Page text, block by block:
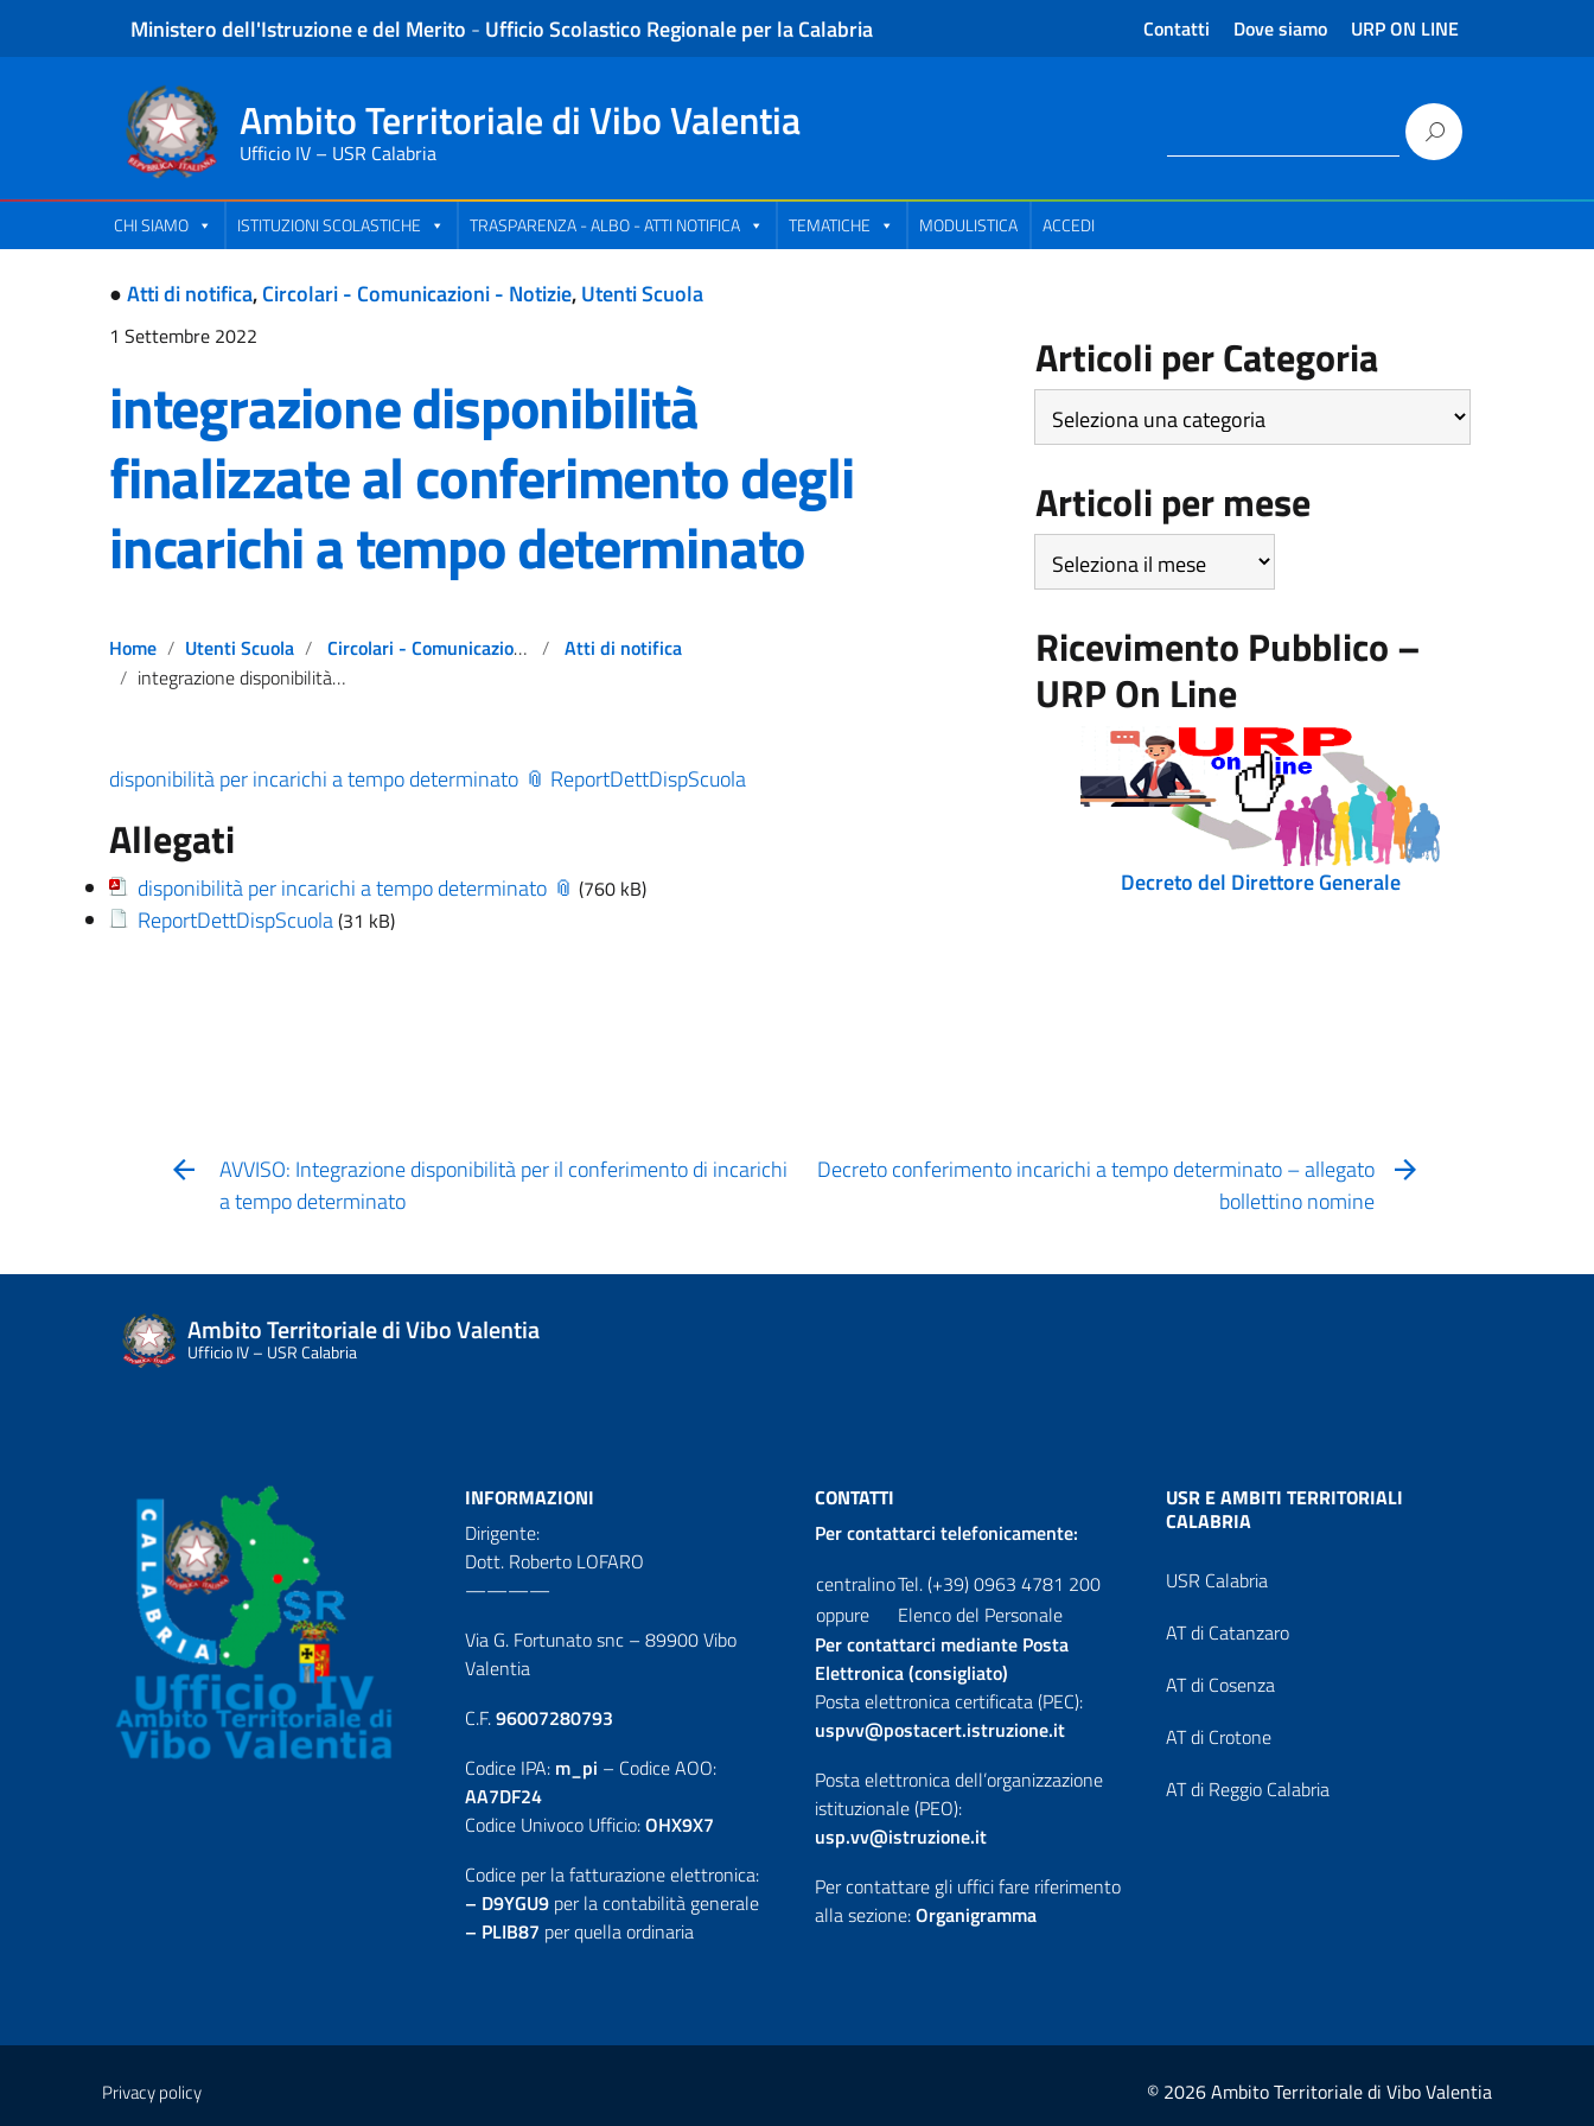
Ministero dell'Istruzione e del Merito - Ufficio Scolastico Regionale per la Calabria Contatti Dove siamo URP ON LINE
Ambito Territoriale di Vibo Valentia
Ufficio IV – USR Calabria
CHI SIAMO ISTITUZIONI SCOLASTICHE TRASPARENZA - ALBO - ATTI NOTIFICA TEMATICHE MODULISTICA ACCEDI
●Atti di notifica,Circolari - Comunicazioni - Notizie,Utenti Scuola
1 Settembre 2022
integrazione disponibilità
finalizzate al conferimento degli
incarichi a tempo determinato
Home Utenti Scuola Circolari - Comunicazioni - Notizie
Atti di notifica
integrazione disponibilità finalizzate al conferimento degli incarichi a tempo determinato
disponibilità per incarichi a tempo determinato ReportDettDispScuola
Allegati
disponibilità per incarichi a tempo determinato (760 kB)
ReportDettDispScuola(31 kB)
Articoli per Categoria
Articoli
per
Articoli per mese
Articoli
per
Ricevimento Pubblico –
URP On Line
Decreto del Direttore Generale
AVVISO: Integrazione disponibilità per il conferimento di incarichi
a tempo determinato
Decreto conferimento incarichi a tempo determinato – allegato
bollettino nomine
Ambito Territoriale di Vibo Valentia
Ufficio IV – USR Calabria
INFORMAZIONI
Dirigente:
Dott. Roberto LOFARO
————
Via G. Fortunato snc – 89900 Vibo
Valentia
C.F.96007280793
Codice IPA: m_pi – Codice AOO:
AA7DF24
Codice Univoco Ufficio:OHX9X7
Codice per la fatturazione elettronica:
– D9YGU9per la contabilità generale
– PLIB87 per quella ordinaria
CONTATTI
Per contattarci telefonicamente:
centralinoTel. (+39) 0963 4781 200
oppure
Elenco del Personale
Per contattarci mediante Posta
Elettronica (consigliato)
Posta elettronica certificata (PEC):
uspvv@postacert.istruzione.it
Posta elettronica dell’organizzazione
istituzionale (PEO):
usp.vv@istruzione.it
Per contattare gli uffici fare riferimento
alla sezione:Organigramma
USR E AMBITI TERRITORIALI
CALABRIA
USR Calabria
AT di Catanzaro
AT di Cosenza
AT di Crotone
AT di Reggio Calabria
Privacy policy © 2026 Ambito Territoriale di Vibo Valentia